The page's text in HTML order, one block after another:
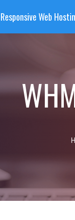
HOSTING
Web